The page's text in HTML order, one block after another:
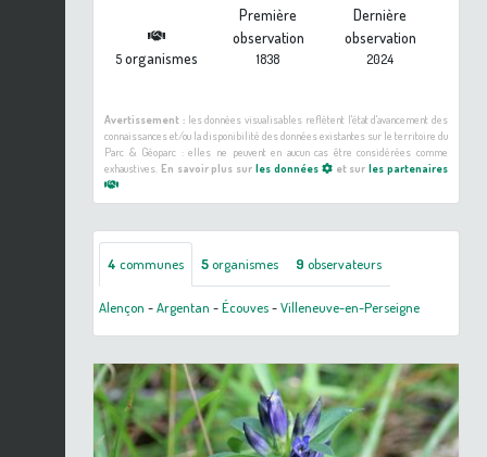
5organismes
Première
observation
1838
Dernière
observation
2024
Avertissement :les données visualisables reflètent l'état d'avancement des
connaissances et/ou la disponibilité des données existantes sur le territoire du
Parc & Géoparc : elles ne peuvent en aucun cas être considérées comme
exhaustives. En savoir plus sur les données et surles partenaires
4 communes 5organismes 9 observateurs
Alençon -Argentan -Écouves-Villeneuve-en-Perseigne